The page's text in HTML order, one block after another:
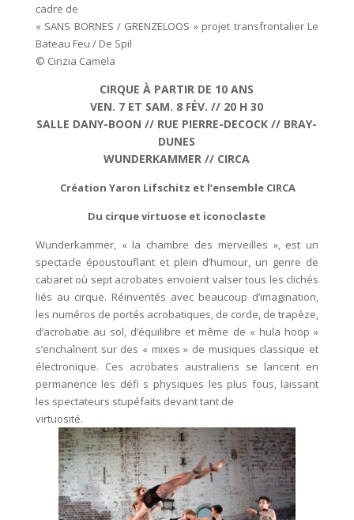
cadre de
« SANS BORNES / GRENZELOOS » projet transfrontalier Le
Bateau Feu / De Spil
© Cinzia Camela
CIRQUE À PARTIR DE 10 ANS
VEN. 7 ET SAM. 8 FÉV. // 20 H 30
SALLE DANY-BOON // RUE PIERRE-DECOCK // BRAY-
DUNES
WUNDERKAMMER // CIRCA
Création Yaron Lifschitz et l’ensemble CIRCA
Du cirque virtuose et iconoclaste
Wunderkammer, « la chambre des merveilles », est un
spectacle époustouflant et plein d’humour, un genre de
cabaret où sept acrobates envoient valser tous les clichés
liés au cirque. Réinventés avec beaucoup d’imagination,
les numéros de portés acrobatiques, de corde, de trapèze,
d’acrobatie au sol, d’équilibre et même de « hula hoop »
s’enchaînent sur des « mixes » de musiques classique et
électronique. Ces acrobates australiens se lancent en
permanence les défi s physiques les plus fous, laissant
les spectateurs stupéfaits devant tant de
virtuosité.